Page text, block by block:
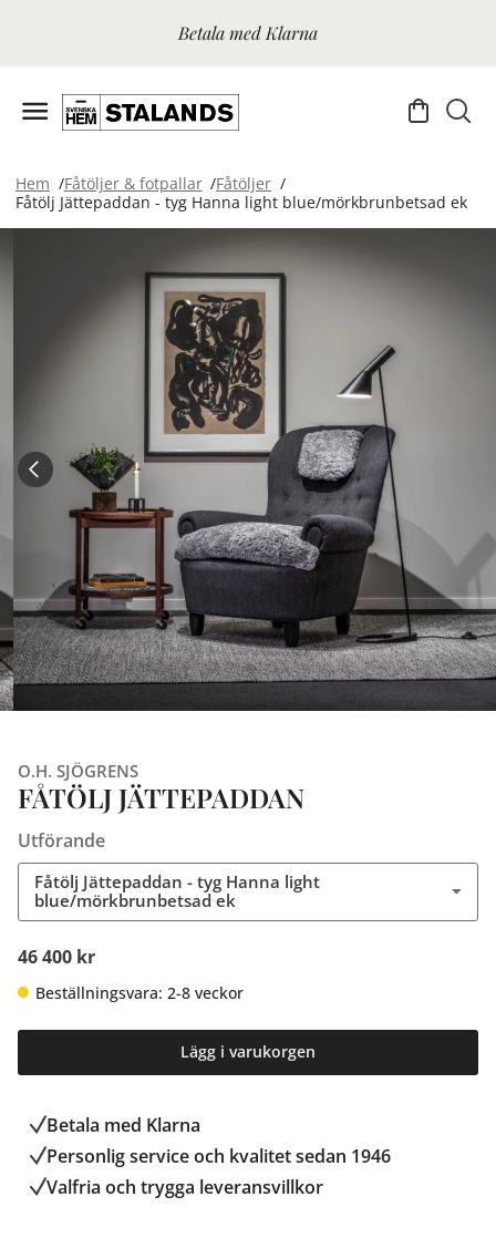
Betala med Klarna
Hem Fåtöljer & fotpallar
Fåtöljer
Fåtölj Jättepaddan - tyg Hanna light blue/mörkbrunbetsad ek
O.H. SJÖGRENS
FÅTÖLJ JÄTTEPADDAN
Utförande
Fåtölj Jättepaddan - tyg Hanna light
blue/mörkbrunbetsad ek
46 400 kr
Beställningsvara: 2-8 veckor
Lägg i varukorgen
Betala med Klarna
Personlig service och kvalitet sedan 1946
Valfria och trygga leveransvillkor